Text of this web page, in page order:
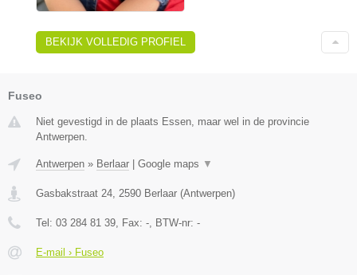
BEKIJK VOLLEDIG PROFIEL
Fuseo
Niet gevestigd in de plaats Essen, maar wel in de provincie
Antwerpen.
Antwerpen » Berlaar Google maps ▼
Gasbakstraat 24, 2590 Berlaar (Antwerpen)
Tel: 03 284 81 39, Fax: -, BTW-nr: -
E-mail › Fuseo